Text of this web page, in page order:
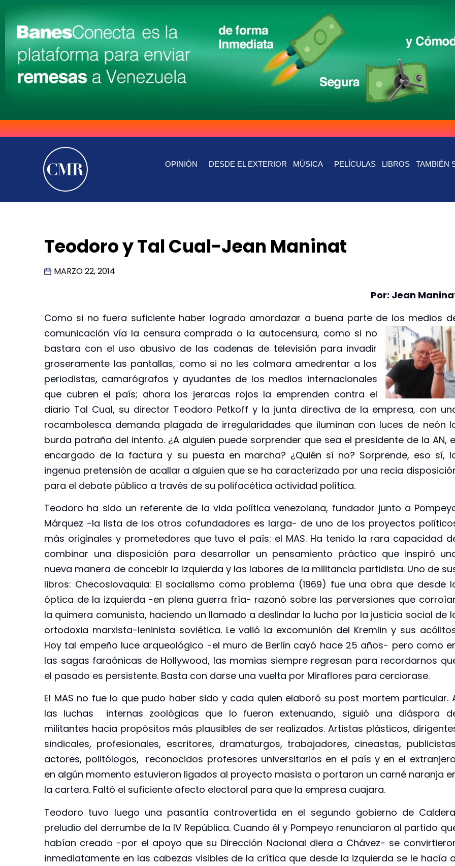
OPINIÓN DESDE EL EXTERIOR MÚSICA PELÍCULAS LIBROS TAMBIÉN
Teodoro y Tal Cual-Jean Maninat
MARZO 22, 2014
Por: Jean
Como si no fuera suficiente haber logrado amordazar a buena parte de los medios
comunicación vía la censura comprada o la autocensura, como si no
bastara con el uso abusivo de las cadenas de televisión para invadir
groseramente las pantallas, como si no les colmara amedrentar a los
periodistas, camarógrafos y ayudantes de los medios internacionales
que cubren el país; ahora los jerarcas rojos la emprenden contra el
diario Tal Cual, su director Teodoro Petkoff y la junta directiva de la empresa, con
rocambolesca demanda plagada de irregularidades que iluminan con luces de neón
burda patraña del intento. ¿A alguien puede sorprender que sea el presidente de la AN,
encargado de la factura y su puesta en marcha? ¿Quién sí no? Sorprende, eso sí,
ingenua pretensión de acallar a alguien que se ha caracterizado por una recia
para el debate público a través de su polifacética actividad política.
Teodoro ha sido un referente de la vida política venezolana, fundador junto a
Márquez -la lista de los otros cofundadores es larga- de uno de los proyectos
más originales y prometedores que tuvo el país: el MAS. Ha tenido la rara capacidad
combinar una disposición para desarrollar un pensamiento práctico que inspiró
nueva manera de concebir la izquierda y las labores de la militancia partidista. Uno de
libros: Checoslovaquia: El socialismo como problema (1969) fue una obra que desde
óptica de la izquierda -en plena guerra fría- razonó sobre las perversiones que
la quimera comunista, haciendo un llamado a deslindar la lucha por la justicia social de
ortodoxia marxista-leninista soviética. Le valió la excomunión del Kremlin y sus
Hoy tal empeño luce arqueológico -el muro de Berlín cayó hace 25 años- pero como
las sagas faraónicas de Hollywood, las momias siempre regresan para recordarnos
el pasado es persistente. Basta con darse una vuelta por Miraflores para cerciorase.
El MAS no fue lo que pudo haber sido y cada quien elaboró su post mortem particular.
las luchas internas zoológicas que lo fueron extenuando, siguió una diáspora
militantes hacia propósitos más plausibles de ser realizados. Artistas plásticos,
sindicales, profesionales, escritores, dramaturgos, trabajadores, cineastas,
actores, politólogos, reconocidos profesores universitarios en el país y en el
en algún momento estuvieron ligados al proyecto masista o portaron un carné naranja
la cartera. Faltó el suficiente afecto electoral para que la empresa cuajara.
Teodoro tuvo luego una pasantía controvertida en el segundo gobierno de
preludio del derrumbe de la IV República. Cuando él y Pompeyo renunciaron al partido
habían creado -por el apoyo que su Dirección Nacional diera a Chávez- se
inmediatamente en las cabezas visibles de la crítica que desde la izquierda se le hacía